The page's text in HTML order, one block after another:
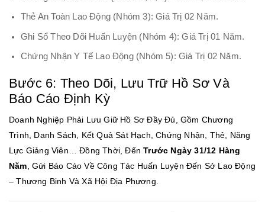
Thẻ An Toàn Lao Động (nhóm 3): Giá Trị 02 Năm.
Ghi Sổ Theo Dõi Huấn Luyện (nhóm 4): Giá Trị 01 Năm.
Chứng Nhận Y Tế Lao Động (nhóm 5): Giá Trị 02 Năm.
Bước 6: Theo Dõi, Lưu Trữ Hồ Sơ Và
Báo Cáo Định Kỳ
Doanh Nghiệp Phải Lưu Giữ Hồ Sơ Đầy Đủ, Gồm Chương
Trình, Danh Sách, Kết Quả Sát Hạch, Chứng Nhận, Thẻ, Năng
Lực Giảng Viên… Đồng Thời, ĐếnTrước Ngày 31/12 Hàng
Năm , Gửi Báo Cáo Về Công Tác Huấn Luyện Đến Sở Lao Động
– Thương Binh Và Xã Hội Địa Phương.